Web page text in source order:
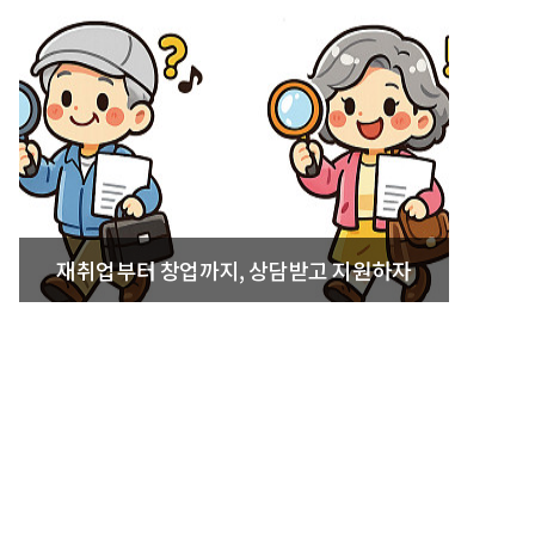
재취업부터 창업까지, 상담받고 지원하자